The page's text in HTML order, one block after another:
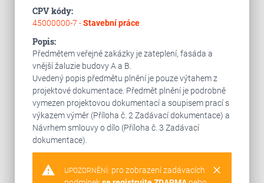
CPV kódy:
45000000-7 -Stavební práce
Popis:
Předmětem veřejné zakázky je zateplení, fasáda a
vnější žaluzie budovy A a B.
Uvedený popis předmětu plnění je pouze výtahem z
projektové dokumentace. Předmět plnění je podrobně
vymezen projektovou dokumentací a soupisem prací s
výkazem výměr (Příloha č. 2 Zadávací dokumentace) a
Návrhem smlouvy o dílo (Příloha č. 3 Zadávací
dokumentace).
warning clear
UPOZORNĚNÍ: pro zobrazení zadávacích